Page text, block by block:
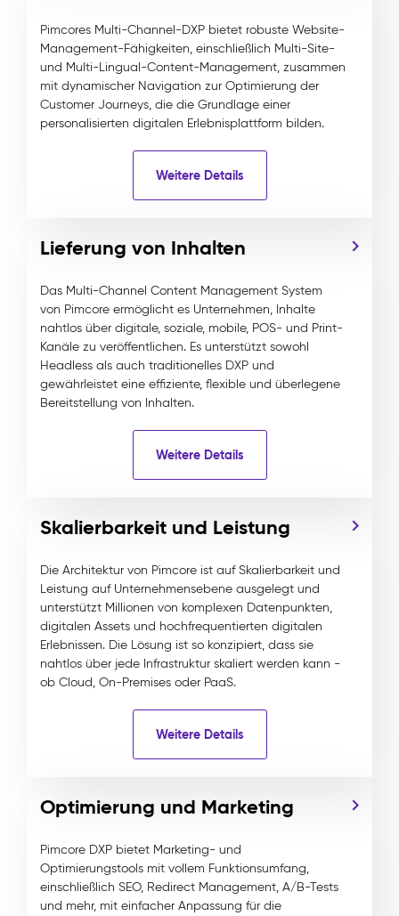
Pimcores Multi-Channel-DXP bietet robuste Website-
Management-Fähigkeiten, einschließlich Multi-Site-
und Multi-Lingual-Content-Management, zusammen
mit dynamischer Navigation zur Optimierung der
Customer Journeys, die die Grundlage einer
personalisierten digitalen Erlebnisplattform bilden.
Weitere Details
Lieferung von Inhalten
Das Multi-Channel Content Management System
von Pimcore ermöglicht es Unternehmen, Inhalte
nahtlos über digitale, soziale, mobile, POS- und Print-
Kanäle zu veröffentlichen. Es unterstützt sowohl
Headless als auch traditionelles DXP und
gewährleistet eine effiziente, flexible und überlegene
Bereitstellung von Inhalten.
Weitere Details
Skalierbarkeit und Leistung
Die Architektur von Pimcore ist auf Skalierbarkeit und
Leistung auf Unternehmensebene ausgelegt und
unterstützt Millionen von komplexen Datenpunkten,
digitalen Assets und hochfrequentierten digitalen
Erlebnissen. Die Lösung ist so konzipiert, dass sie
nahtlos über jede Infrastruktur skaliert werden kann -
ob Cloud, On-Premises oder PaaS.
Weitere Details
Optimierung und Marketing
Pimcore DXP bietet Marketing- und
Optimierungstools mit vollem Funktionsumfang,
einschließlich SEO, Redirect Management, A/B-Tests
und mehr, mit einfacher Anpassung für die